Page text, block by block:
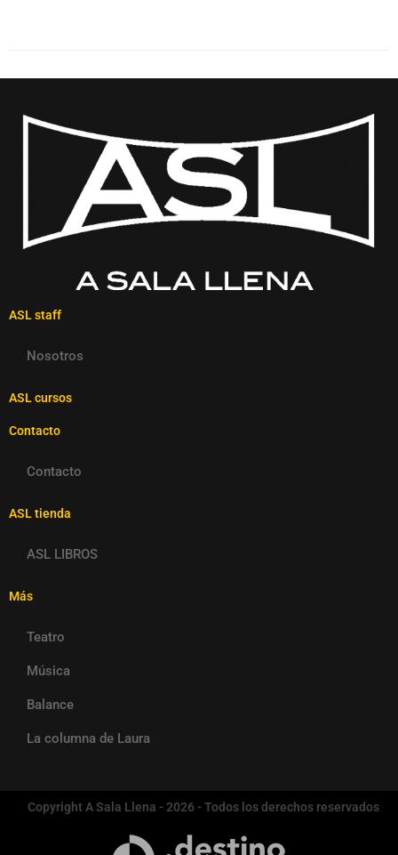
ASL staff
Nosotros
ASL cursos
Contacto
Contacto
ASL tienda
ASL LIBROS
Más
Teatro
Música
Balance
La columna de Laura
Copyright A Sala Llena - 2026 - Todos los derechos reservados